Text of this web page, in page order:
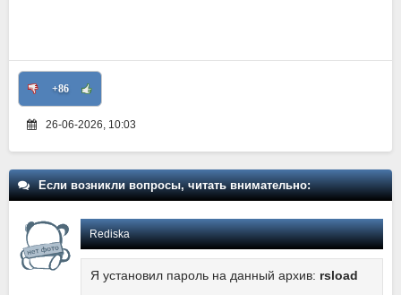
+86
26-06-2026, 10:03
Если возникли вопросы, читать внимательно:
Rediska
Я установил пароль на данный архив: rsload